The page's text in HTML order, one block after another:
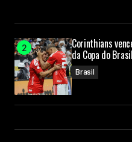
Corinthians
da Copa do
Brasil